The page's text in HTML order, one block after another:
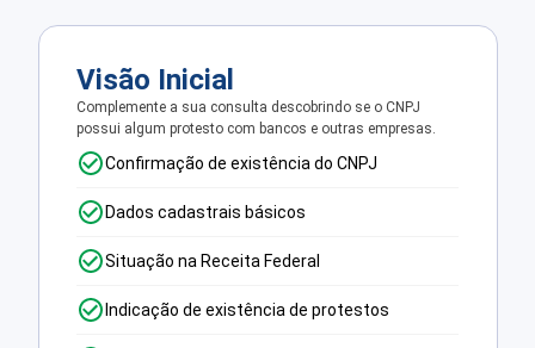
Visão Inicial
Complemente a sua consulta descobrindo se o CNPJ
possui algum protesto com bancos e outras empresas.
Confirmação de existência do CNPJ
Dados cadastrais básicos
Situação na Receita Federal
Indicação de existência de protestos